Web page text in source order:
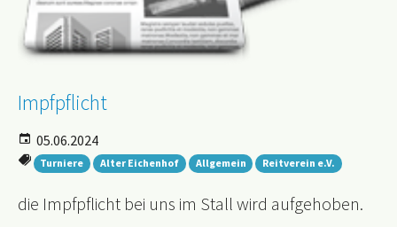
Impfpflicht
05.06.2024
Turniere Alter Eichenhof Allgemein Reitverein e.V.
die Impfpflicht bei uns im Stall wird aufgehoben.